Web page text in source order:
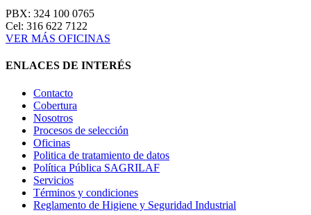
PBX: 324 100 0765
Cel: 316 622 7122
VER MÁS OFICINAS
ENLACES DE INTERÉS
Contacto
Cobertura
Nosotros
Procesos de selección
Oficinas
Politica de tratamiento de datos
Política Pública SAGRILAF
Servicios
Términos y condiciones
Reglamento de Higiene y Seguridad Industrial